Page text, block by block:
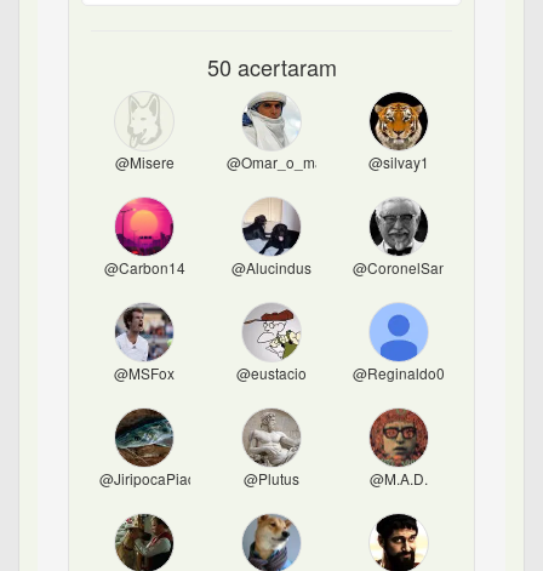
50 acertaram
@Misere @Omar_o_magnifico @silvay1
@Carbon14 @Alucindus @CoronelSanders
@MSFox @eustacio @Reginaldo08
@JiripocaPiadora @Plutus @M.A.D.